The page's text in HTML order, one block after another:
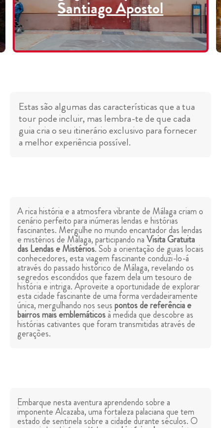
Santiago Apostol
Estas são algumas das características que a tua
tour pode incluir, mas lembra-te de que cada
guia cria o seu itinerário exclusivo para fornecer
a melhor experiência possível.
A rica história e a atmosfera vibrante de Málaga criam o
cenário perfeito para inúmeras lendas e histórias
fascinantes. Mergulhe no mundo encantador das lendas
e mistérios de Málaga, participando naVisita Gratuita
das Lendas e Mistérios. Sob a orientação de guias locais
conhecedores, esta viagem fascinante conduzi-lo-á
através do passado histórico de Málaga, revelando os
segredos escondidos que fazem dela um tesouro de
história e intriga. Aproveite a oportunidade de explorar
esta cidade fascinante de uma forma verdadeiramente
única, mergulhando nos seuspontos de referência e
bairros mais emblemáticosà medida que descobre as
histórias cativantes que foram transmitidas através de
gerações.
Embarque nesta aventura aprendendo sobre a
imponente Alcazaba, uma fortaleza palaciana que tem
estado de sentinela sobre a cidade durante séculos. O